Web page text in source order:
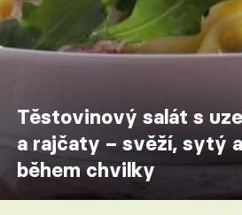
Těstovinový salát s
a rajčaty – svěží, sytý
během chvilky